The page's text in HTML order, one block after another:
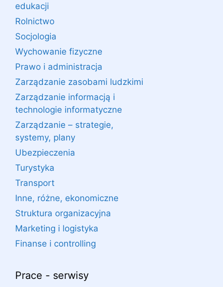
edukacji
Rolnictwo
Socjologia
Wychowanie fizyczne
Prawo i administracja
Zarządzanie zasobami ludzkimi
Zarządzanie informacją i
technologie informatyczne
Zarządzanie – strategie,
systemy, plany
Ubezpieczenia
Turystyka
Transport
Inne, różne, ekonomiczne
Struktura organizacyjna
Marketing i logistyka
Finanse i controlling
Prace - serwisy